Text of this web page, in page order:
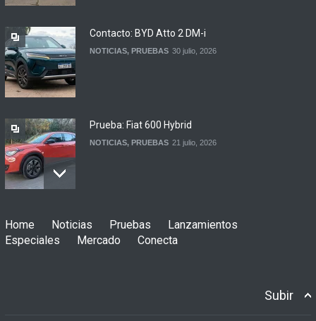
Contacto: BYD Atto 2 DM-i
NOTICIAS, PRUEBAS 30 julio, 2026
Prueba: Fiat 600 Hybrid
NOTICIAS, PRUEBAS 21 julio, 2026
NOTICIAS PRUEBAS
Home Noticias Pruebas
Lanzamientos
Especiales
Mercado Conecta
Subir